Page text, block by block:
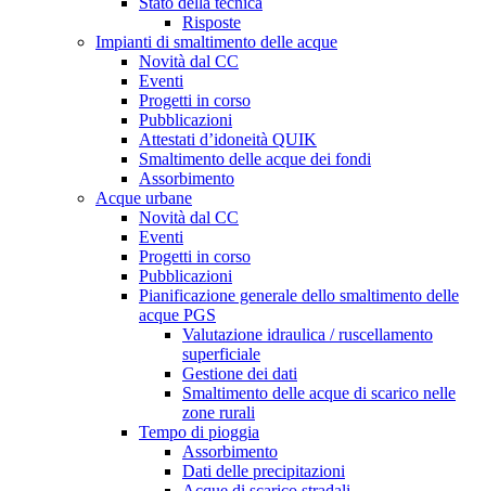
Risposte
Impianti di smaltimento delle acque
Novità dal CC
Eventi
Progetti in corso
Pubblicazioni
Attestati d’idoneità QUIK
Smaltimento delle acque dei fondi
Assorbimento
Acque urbane
Novità dal CC
Eventi
Progetti in corso
Pubblicazioni
Pianificazione generale dello smaltimento delle
acque PGS
Valutazione idraulica / ruscellamento
superficiale
Gestione dei dati
Smaltimento delle acque di scarico nelle
zone rurali
Tempo di pioggia
Assorbimento
Dati delle precipitazioni